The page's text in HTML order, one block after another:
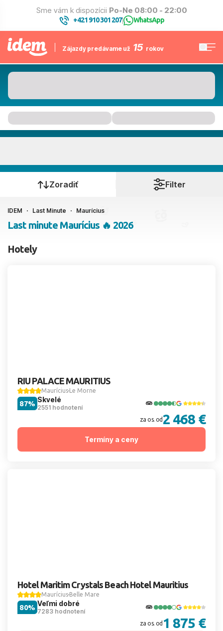
Sme vám k dispozícii Po-Ne 08:00 - 22:00
+421 910 301 207| WhatsApp
Zájazdy predávame už 15 rokov
Kedy cestujete?
Ako cestujete?
2 dospelí, 0 deti
Zoradiť Filter
IDEM Last Minute Maurícius
Last minute Maurícius 🔥 2026
Hotely
RIU PALACE MAURITIUS
Maurícius Le Morne
Skvelé
2551 hodnotení
87%
za os. od2 468 €
Termíny a ceny
Hotel Maritim Crystals Beach Hotel Mauritius
Maurícius Belle Mare
Veľmi dobré
7283 hodnotení
80%
za os. od 1 875 €